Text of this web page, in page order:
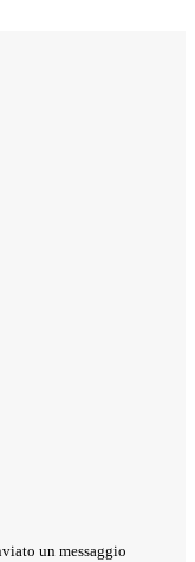
un messaggio